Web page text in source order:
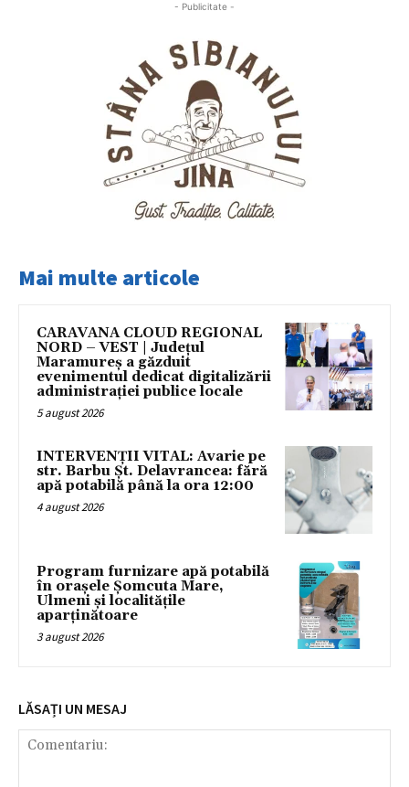
- Publicitate -
Mai multe articole
CARAVANA CLOUD REGIONAL
NORD – VEST | Județul
Maramureș a găzduit
evenimentul dedicat digitalizării
administrației publice locale
5 august 2026
INTERVENȚII VITAL: Avarie pe
str. Barbu Șt. Delavrancea: fără
apă potabilă până la ora 12:00
4 august 2026
Program furnizare apă potabilă
în orașele Șomcuta Mare,
Ulmeni și localitățile
aparținătoare
3 august 2026
LĂSAȚI UN MESAJ